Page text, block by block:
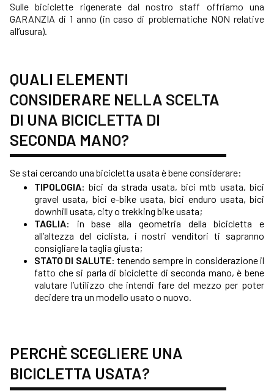
Sulle biciclette rigenerate dal nostro staff offriamo una
GARANZIA di 1 anno (in caso di problematiche NON relative
all’usura).
QUALI ELEMENTI
CONSIDERARE NELLA SCELTA
DI UNA BICICLETTA DI
SECONDA MANO?
Se stai cercando una bicicletta usata è bene considerare:
TIPOLOGIA:bici da strada usata, bici mtb usata, bici
gravel usata, bici e-bike usata, bici enduro usata, bici
downhill usata, city o trekking bike usata;
TAGLIA: in base alla geometria della bicicletta e
all’altezza del ciclista, i nostri venditori ti sapranno
consigliare la taglia giusta;
STATO DI SALUTE: tenendo sempre in considerazione il
fatto che si parla di biciclette di seconda mano, è bene
valutare l’utilizzo che intendi fare del mezzo per poter
decidere tra un modello usato o nuovo.
PERCHÈ SCEGLIERE UNA
BICICLETTA USATA?